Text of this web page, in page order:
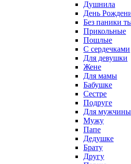
Душнила
День
Без паники
Прикольные
Пошлые
С сердечками
Для девушки
Жене
Для мамы
Бабушке
Сестре
Подруге
Для мужчины
Мужу
Папе
Дедушке
Брату
Другу